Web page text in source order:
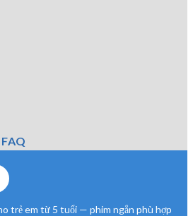
FAQ
trẻ em từ 5 tuổi — phim ngắn phù hợp